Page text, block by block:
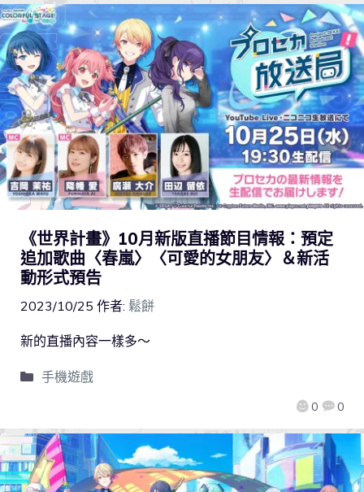
《世界計畫》10月新版直播節目情報：預定
追加歌曲〈春嵐〉〈可愛的女朋友〉＆新活
動形式預告
2023/10/25 作者: 鬆餅
0 0
新的直播內容一樣多～
手機遊戲